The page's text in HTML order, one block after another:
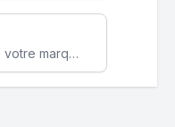
Renforcez l’identité de votre marque avec un design unique qui capte l’attention et engage vos clients.